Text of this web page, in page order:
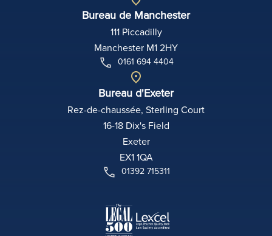
Bureau de Manchester
111 Piccadilly
Manchester M1 2HY
0161 694 4404
Bureau d'Exeter
Rez-de-chaussée, Sterling Court
16-18 Dix's Field
Exeter
EX1 1QA
01392 715311